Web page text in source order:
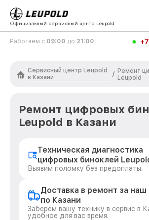
Официальный сервисный центр Leupold
Работаем с 09:00 до 21:00
Сервисный центр Leupold
в Казани
/ Ремонт
Leupold
Ремонт цифровых
Leupold в Казани
Техническая диагностика
цифровых биноклей
Выявим поломку без предоплаты.
Доставка в ремонт за наш
по Казани
Заберем вашу технику в сервис в
удобное для вас время.